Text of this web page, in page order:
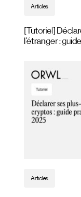
Articles
[Tutoriel]
l’étranger :
Articles